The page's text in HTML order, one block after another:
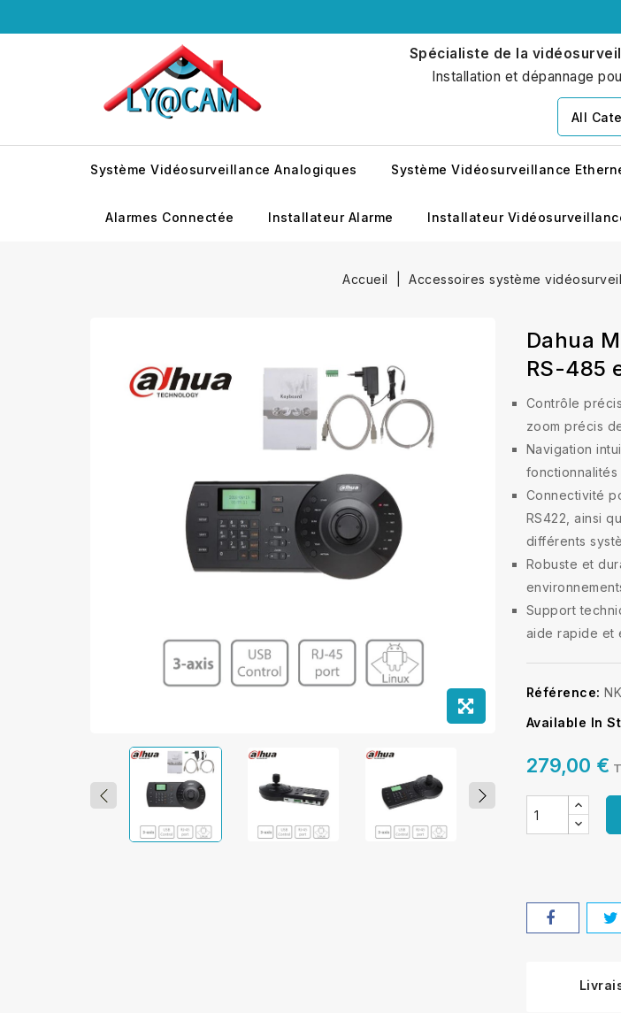
Spécialiste de la
Installation et dépannage
All
Système Vidéosurveillance Analogiques Système Vidéosurveillance
Alarmes Connectée Installateur Alarme Installateur
Accueil Accessoires système
Dahua
RS-485
Contrôle
zoom précis
Navigation
fonctionnalités
Connectivité
RS422, ainsi
différents
Robuste et
Support
aide rapide et
Référence:
Available In
279,00 €